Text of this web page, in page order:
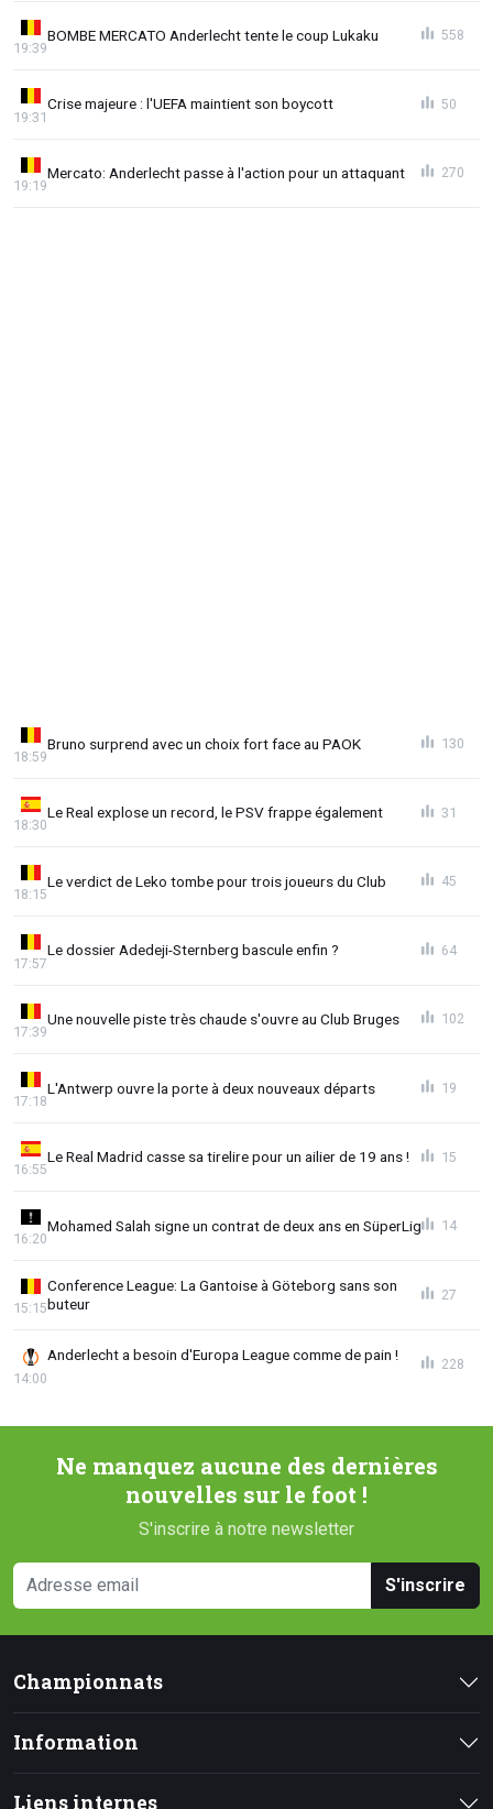
BOMBE MERCATO Anderlecht tente le coup Lukaku
19:39
558
Crise majeure : l'UEFA maintient son boycott
19:31
50
Mercato: Anderlecht passe à l'action pour un attaquant
19:19
270
Bruno surprend avec un choix fort face au PAOK
18:59
130
Le Real explose un record, le PSV frappe également
18:30
31
Le verdict de Leko tombe pour trois joueurs du Club
18:15
45
Le dossier Adedeji-Sternberg bascule enfin ?
17:57
64
Une nouvelle piste très chaude s'ouvre au Club Bruges
17:39
102
L'Antwerp ouvre la porte à deux nouveaux départs
17:18
19
Le Real Madrid casse sa tirelire pour un ailier de 19 ans !
16:55
15
Mohamed Salah signe un contrat de deux ans en SüperLig
16:20
14
Conference League: La Gantoise à Göteborg sans son
buteur
15:15
27
Anderlecht a besoin d'Europa League comme de pain !
14:00
228
Ne manquez aucune des dernières
nouvelles sur le foot !
S'inscrire à notre newsletter
S'inscrire
Championnats
Information
Liens internes